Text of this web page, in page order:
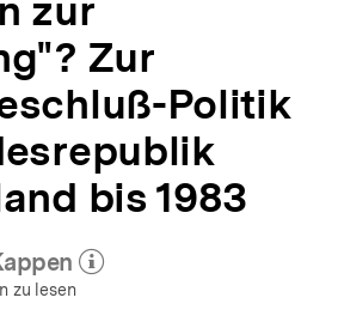
zur
Zur
Politik
bis 1983
zum Autor)
öffnen
zu lesen